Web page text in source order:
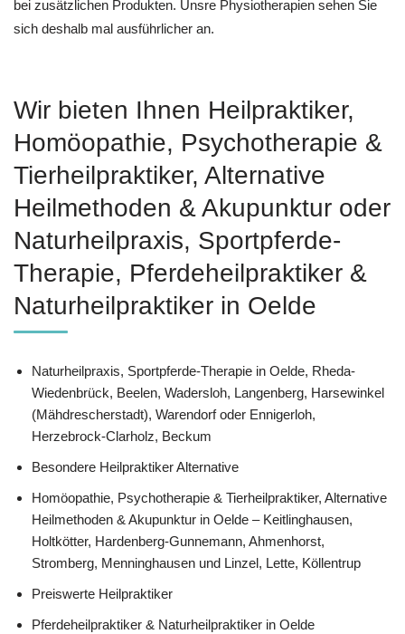
bei zusätzlichen Produkten. Unsre Physiotherapien sehen Sie
sich deshalb mal ausführlicher an.
Wir bieten Ihnen Heilpraktiker,
‎Homöopathie, ‎Psychotherapie &
‎Tierheilpraktiker, Alternative
Heilmethoden & Akupunktur oder
Naturheilpraxis, Sportpferde-
Therapie, Pferdeheilpraktiker &
Naturheilpraktiker in Oelde
Naturheilpraxis, Sportpferde-Therapie in Oelde, Rheda-
Wiedenbrück, Beelen, Wadersloh, Langenberg, Harsewinkel
(Mähdrescherstadt), Warendorf oder Ennigerloh,
Herzebrock-Clarholz, Beckum
Besondere Heilpraktiker Alternative
‎Homöopathie, ‎Psychotherapie & ‎Tierheilpraktiker, Alternative
Heilmethoden & Akupunktur in Oelde – Keitlinghausen,
Holtkötter, Hardenberg-Gunnemann, Ahmenhorst,
Stromberg, Menninghausen und Linzel, Lette, Köllentrup
Preiswerte Heilpraktiker
Pferdeheilpraktiker & Naturheilpraktiker in Oelde